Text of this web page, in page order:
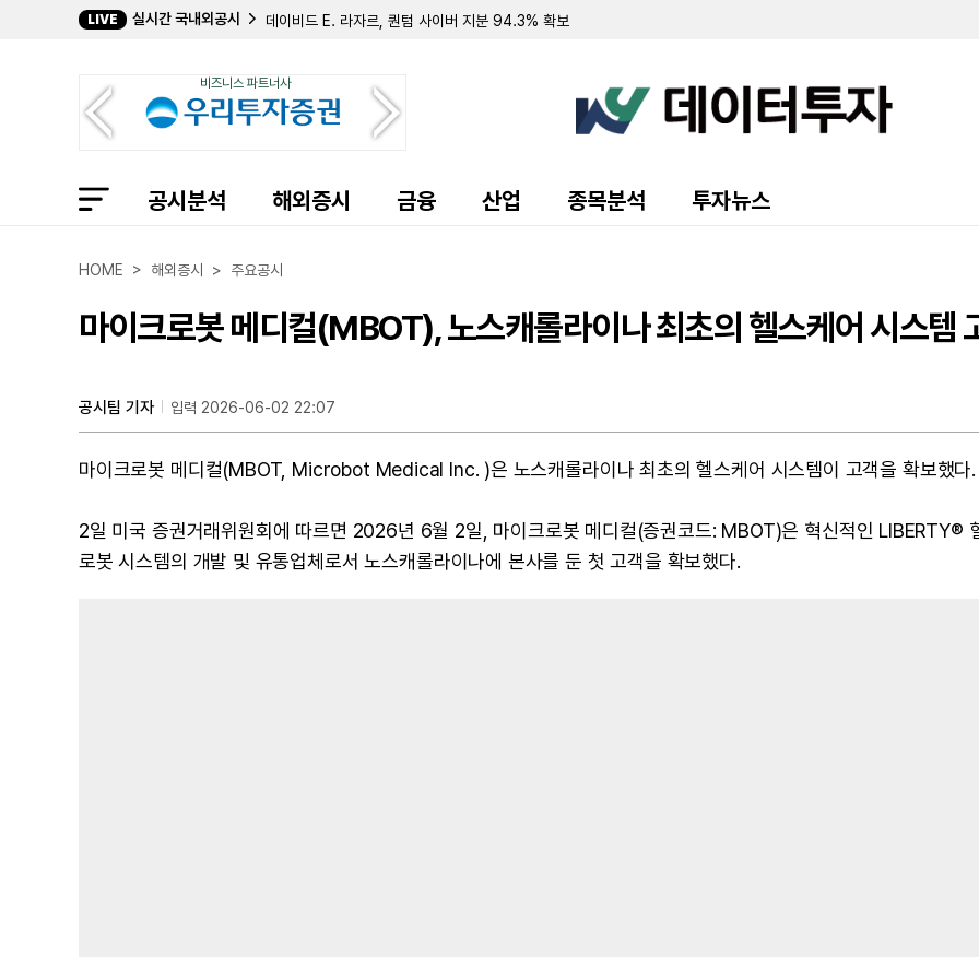
LIVE 실시간 국내외공시
데이비드 E. 라자르, 퀀텀 사이버 지분 94.3% 확보
바이오스템 테크놀로지스, 357만 주 규모 주주 등록 및 매각 추진
컴벌랜드 파머슈티컬스, 아포텍스에 브랜드 매각 완료 후 '이페트로반' 중심 희귀질환 치료제 개발 집중
필립 프로스트 박사, 코크리스털 파머 주식 8만 5000주 장내 매수…지분율 13.9%로 확대
자이어 테라퓨틱스, 컬젠 합병 소급 반영해 2분기 순손실 1427만 달러 기록
인디 세미컨덕터, 2분기 매출 6400만 달러 기록…전년비 24% 증가
엑스피언360, 2분기 매출 32% 감소에도 매출총이익률 32.4%로 대폭 개선
인디 세미컨덕터, 1억 7050만 달러 규모 선순위 전환사채 발행 완료
비즈니스 파트너사
공시분석 해외증시 금융 산업 종목분석 투자뉴스
HOME > 해외증시 > 주요공시
마이크로봇 메디컬(MBOT), 노스캐롤라이나 최초의 헬스케어 시스템
공시팀 기자 입력 2026-06-02 22:07
마이크로봇 메디컬(MBOT, Microbot Medical Inc. )은 노스캐롤라이나 최초의 헬스케어 시스템이 고객을 확보했다.
2일 미국 증권거래위원회에 따르면 2026년 6월 2일, 마이크로봇 메디컬(증권코드: MBOT)은 혁신적인 LIBERTY®
로봇 시스템의 개발 및 유통업체로서 노스캐롤라이나에 본사를 둔 첫 고객을 확보했다.